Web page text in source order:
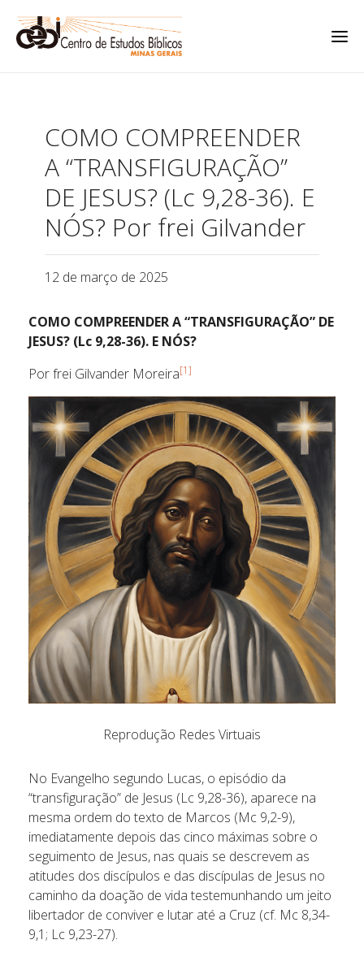
COMO COMPREENDER
A “TRANSFIGURAÇÃO”
DE JESUS? (Lc 9,28-36). E
NÓS? Por frei Gilvander
12 de março de 2025
COMO COMPREENDER A “TRANSFIGURAÇÃO” DE
JESUS? (Lc 9,28-36). E NÓS?
Por frei Gilvander Moreira[1]
Reprodução Redes Virtuais
No Evangelho segundo Lucas, o episódio da
“transfiguração” de Jesus (Lc 9,28-36), aparece na
mesma ordem do texto de Marcos (Mc 9,2-9),
imediatamente depois das cinco máximas sobre o
seguimento de Jesus, nas quais se descrevem as
atitudes dos discípulos e das discípulas de Jesus no
caminho da doação de vida testemunhando um jeito
libertador de conviver e lutar até a Cruz (cf. Mc 8,34-
9,1; Lc 9,23-27).